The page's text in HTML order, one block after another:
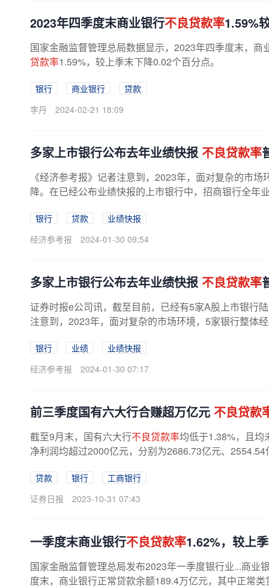
2023年四季度末商业银行不良贷款率1.59%
国家金融监督管理总局数据显示，2023年四季度末，
贷款率1.59%，较上季末下降0.02个百分点。
银行 商业银行
贷款
李丹
2024-02-21 18:09
多家上市银行公布去年业绩快报不良贷款率
《经济参考报》记者注意到，2023年，面对复杂的市
降。在已经公布业绩快报的上市银行中，招商银行全年
银行 贷款
业绩快报
经济参考报
2024-01-30 09:54
多家上市银行公布去年业绩快报不良贷款率
证券时报e公司讯，截至目前，已经有5家A股上市银行
注意到，2023年，面对复杂的市场环境，5家银行整体
银行 业绩
业绩快报
经济参考报
2024-01-30 07:17
前三季度国有六大行合赚超万亿元 不良贷款
截至9月末，国有六大行不良贷款率均低于1.38%，且均
净利润均超过2000亿元，分别为2686.73亿元、
贷款 银行
工商银行
证券日报
2023-10-31 07:43
一季度末商业银行不良贷款率1.62%，较上
国家金融监督管理总局发布2023年一季度银行业...商业
度末，商业银行正常贷款余额189.4万亿元，其中正常